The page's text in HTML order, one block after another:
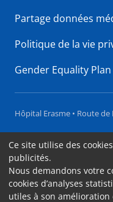
Partage données
Politique de la vie
Gender Equality Plan
Hôpital Erasme • Route
Accessibilité
Contact
Cookies
Ce site utilise des
publicités.
Nous demandons votre
cookies d’analyses
utiles à son